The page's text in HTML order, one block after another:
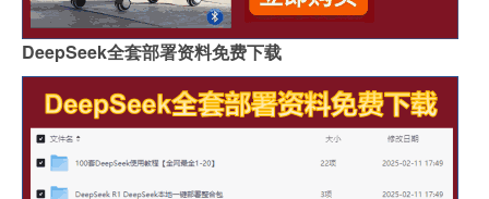
DeepSeek全套部署资料免费下载